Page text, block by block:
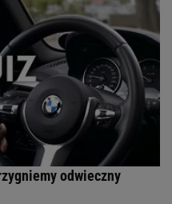
odwieczny